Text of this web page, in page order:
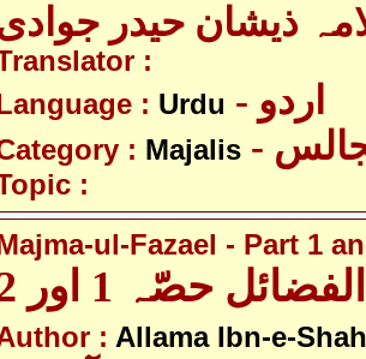
ذیشان حیدر
:
: Urdu - اردو
: Majalis
:
ul-Fazael - Part 1
حصّہ 1 اور 2
: Allama Ibn-e-